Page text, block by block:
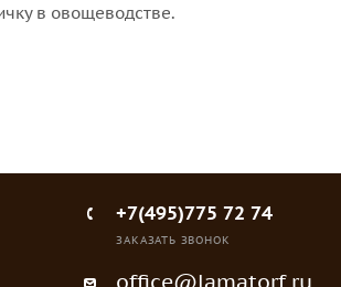
в овощеводстве.
+7(495)775 72 74
ЗАКАЗАТЬ ЗВОНОК
office@lamatorf.ru